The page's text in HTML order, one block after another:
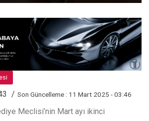
Son Güncelleme : 11 Mart 2025 - 03:46
Meclisi’nin Mart ayı ikinci